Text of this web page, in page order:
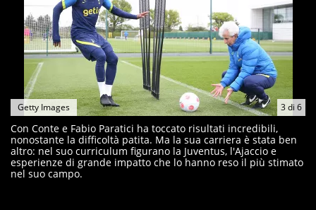
3di 6
Getty Images
Con Conte e Fabio Paratici ha toccato risultati incredibili,
nonostante la difficoltà patita. Ma la sua carriera è stata ben
altro: nel suo curriculum figurano la Juventus, l'Ajaccio e
esperienze di grande impatto che lo hanno reso il più stimato
nel suo campo.